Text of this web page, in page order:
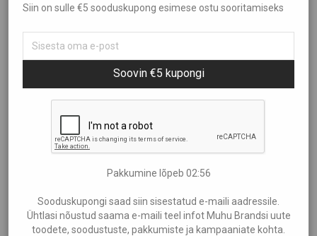
Kinkekaardid
Kinkekomplektid
Kunst
Puidust tooted
Raamatud ja Muusika
Teenused
Toit ja Joogid
Muhu Leib seemnetega
Näita rohkem
€0,90
Näita rohkem
Siin on sulle €5 sooduskupong esimese ostu sooritamiseks
Soovin €5 kupongi
Pakkumine lõpeb 02:55
Sooduskupongi saad siin sisestatud e-maili aadressile.
Ühtlasi nõustud saama e-maili teel infot Muhu Brandsi uute
toodete, soodustuste, pakkumiste ja kampaaniate kohta.